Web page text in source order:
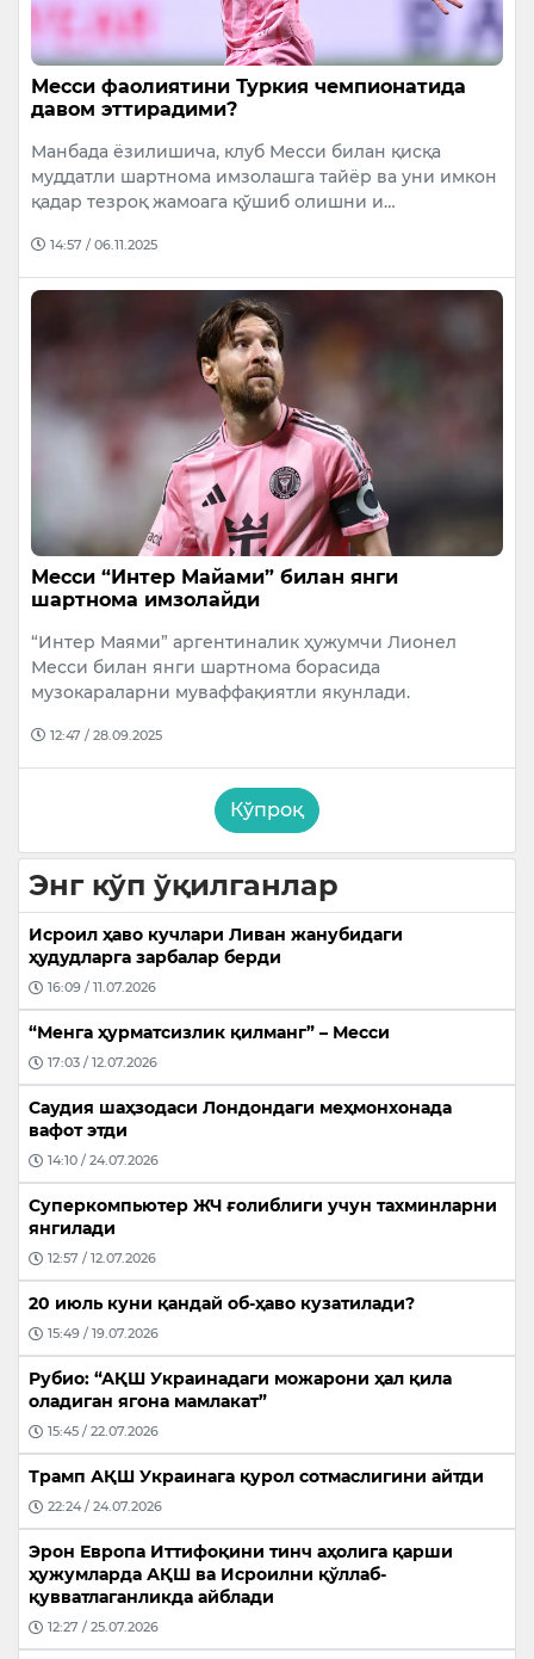
Месси фаолиятини Туркия чемпионатида
давом эттирадими?
Манбада ёзилишича, клуб Месси билан қисқа
муддатли шартнома имзолашга тайёр ва уни имкон
қадар тезроқ жамоага қўшиб олишни и…
14:57 / 06.11.2025
Месси “Интер Майами” билан янги
шартнома имзолайди
“Интер Маями” аргентиналик ҳужумчи Лионел
Месси билан янги шартнома борасида
музокараларни муваффақиятли якунлади.
12:47 / 28.09.2025
Кўпроқ
Энг кўп ўқилганлар
Исроил ҳаво кучлари Ливан жанубидаги
ҳудудларга зарбалар берди
16:09 / 11.07.2026
“Менга ҳурматсизлик қилманг” – Месси
17:03 / 12.07.2026
Саудия шаҳзодаси Лондондаги меҳмонхонада
вафот этди
14:10 / 24.07.2026
Суперкомпьютер ЖЧ ғолиблиги учун тахминларни
янгилади
12:57 / 12.07.2026
20 июль куни қандай об-ҳаво кузатилади?
15:49 / 19.07.2026
Рубио: “АҚШ Украинадаги можарони ҳал қила
оладиган ягона мамлакат”
15:45 / 22.07.2026
Трамп АҚШ Украинага қурол сотмаслигини айтди
22:24 / 24.07.2026
Эрон Европа Иттифоқини тинч аҳолига қарши
ҳужумларда АҚШ ва Исроилни қўллаб-
қувватлаганликда айблади
12:27 / 25.07.2026